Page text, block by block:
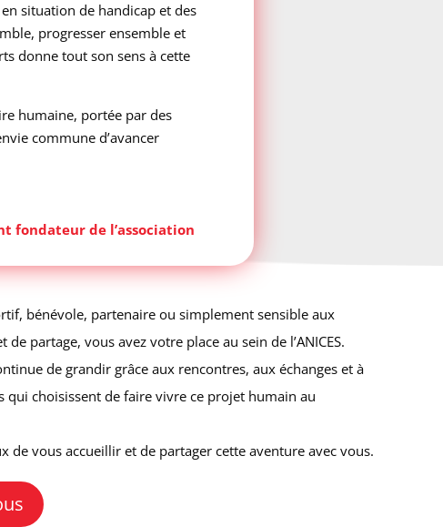
situation de handicap et des
progresser ensemble et
donne tout son sens à cette
humaine, portée par des
commune d’avancer
fondateur de l’association
bénévole, partenaire ou simplement sensible aux
de partage, vous avez votre place au sein de l’ANICES.
de grandir grâce aux rencontres, aux échanges et à
qui choisissent de faire vivre ce projet humain au
de vous accueillir et de partager cette aventure avec vous.